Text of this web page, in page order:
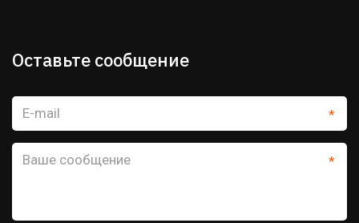
Оставьте сообщение
*
*